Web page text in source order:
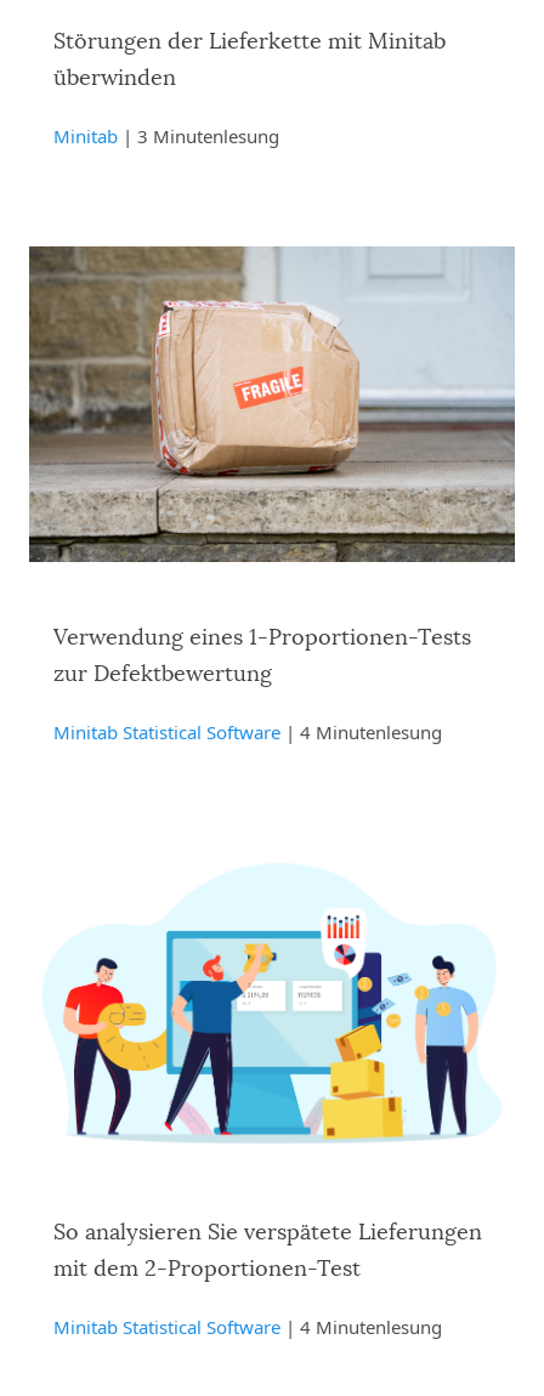
Störungen der Lieferkette mit Minitab
überwinden
Minitab | 3 Minutenlesung
Verwendung eines 1-Proportionen-Tests
zur Defektbewertung
Minitab Statistical Software | 4 Minutenlesung
So analysieren Sie verspätete Lieferungen
mit dem 2-Proportionen-Test
Minitab Statistical Software | 4 Minutenlesung